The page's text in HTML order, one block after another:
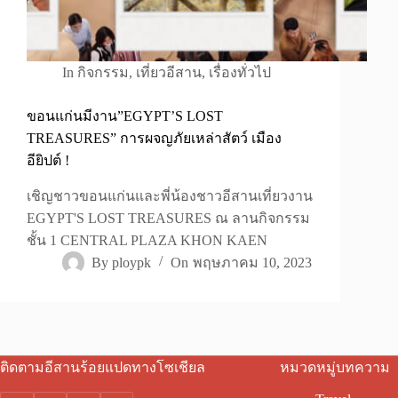
In กิจกรรม, เที่ยวอีสาน, เรื่องทั่วไป
ขอนแก่นมีงาน”EGYPT’S LOST
TREASURES” การผจญภัยเหล่าสัตว์ เมือง
อียิปต์ !
เชิญชาวขอนแก่นและพี่น้องชาวอีสานเที่ยวงาน
EGYPT'S LOST TREASURES ณ ลานกิจกรรม
ชั้น 1 CENTRAL PLAZA KHON KAEN
By ploypk On พฤษภาคม 10, 2023
ติดตามอีสานร้อยแปดทางโซเชียล หมวดหมู่บทความ